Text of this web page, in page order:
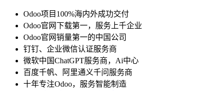
Odoo项目100%海内外成功交付
Odoo官网下载第一，服务上千企业
Odoo官网销量第一的中国公司
钉钉、企业微信认证服务商
微软中国ChatGPT服务商，Ai中心
百度千帆、阿里通义千问服务商
十年专注Odoo，服务智能制造